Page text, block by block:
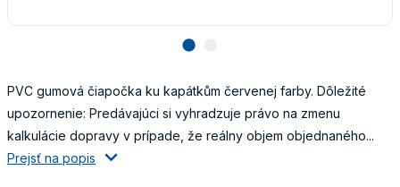
lens
PVC gumová čiapočka ku kapátkům červenej farby. Dôležité
upozornenie: Predávajúci si vyhradzuje právo na zmenu
kalkulácie dopravy v prípade, že reálny objem objednaného...
Prejsť na popis